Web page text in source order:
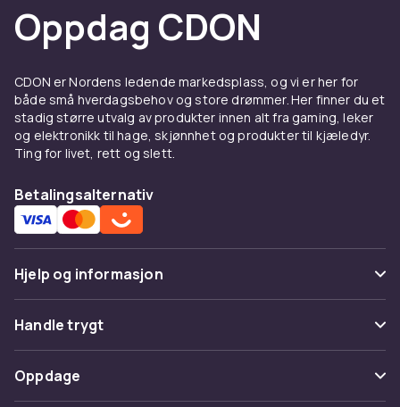
Oppdag CDON
CDON er Nordens ledende markedsplass, og vi er her for
både små hverdagsbehov og store drømmer. Her finner du et
stadig større utvalg av produkter innen alt fra gaming, leker
og elektronikk til hage, skjønnhet og produkter til kjæledyr.
Ting for livet, rett og slett.
Betalingsalternativ
Hjelp og informasjon
Vanlige spørsmål
Spor pakke
Angre & returner her
Handle trygt
Betaling
Oppdage